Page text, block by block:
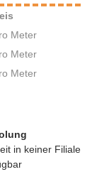
in keiner Filiale
Meter
Meter
Meter